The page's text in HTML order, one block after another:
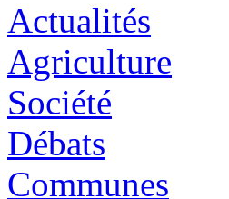
Actualités
Agriculture
Société
Débats
Communes